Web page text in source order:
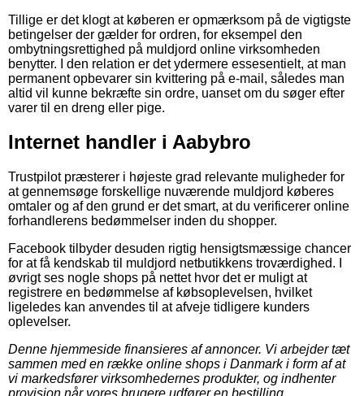
Tillige er det klogt at køberen er opmærksom på de vigtigste
betingelser der gælder for ordren, for eksempel den
ombytningsrettighed på muldjord online virksomheden
benytter. I den relation er det ydermere essesentielt, at man
permanent opbevarer sin kvittering på e-mail, således man
altid vil kunne bekræfte sin ordre, uanset om du søger efter
varer til en dreng eller pige.
Internet handler i Aabybro
Trustpilot præsterer i højeste grad relevante muligheder for
at gennemsøge forskellige nuværende muldjord køberes
omtaler og af den grund er det smart, at du verificerer online
forhandlerens bedømmelser inden du shopper.
Facebook tilbyder desuden rigtig hensigtsmæssige chancer
for at få kendskab til muldjord netbutikkens troværdighed. I
øvrigt ses nogle shops på nettet hvor det er muligt at
registrere en bedømmelse af købsoplevelsen, hvilket
ligeledes kan anvendes til at afveje tidligere kunders
oplevelser.
Denne hjemmeside finansieres af annoncer. Vi arbejder tæt
sammen med en række online shops i Danmark i form af at
vi markedsfører virksomhedernes produkter, og indhenter